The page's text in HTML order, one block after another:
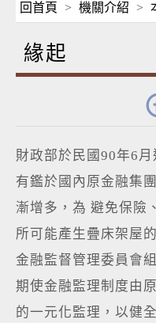
回首頁 機關介紹
緣起
財政部於民國90年6
有鑑於國內原金融集
漸增多，為 避免保險
所可能產生疊床架屋
金融監督管理委員會
期使金融監理制度由
的一元化監理，以健